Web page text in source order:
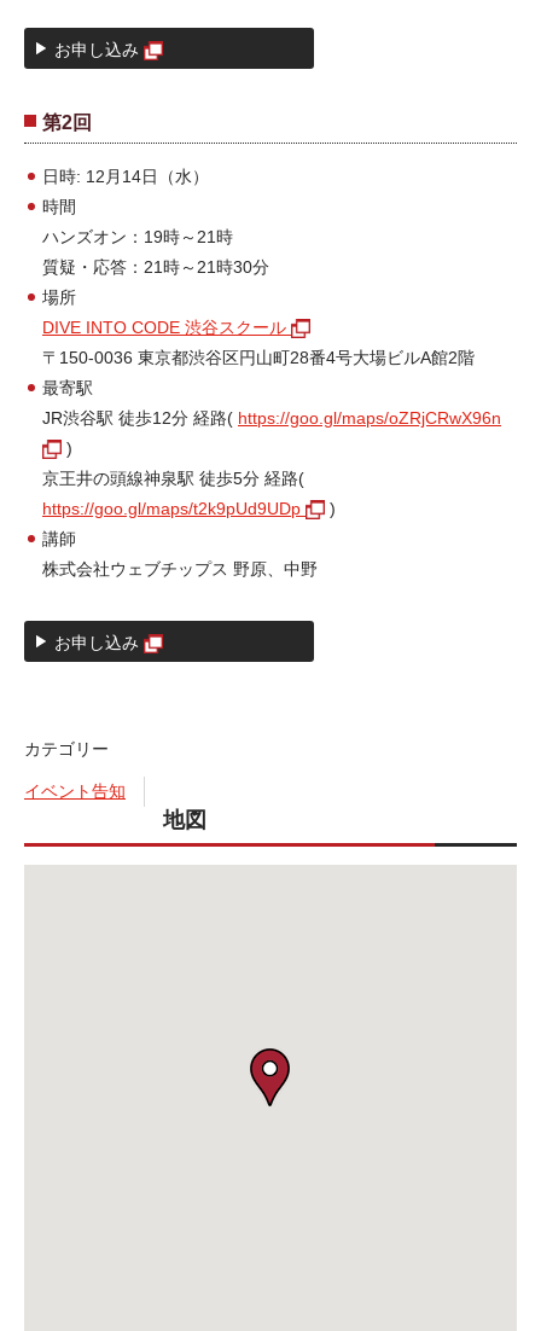
お申し込み
第2回
日時: 12月14日（水）
時間
ハンズオン：19時～21時
質疑・応答：21時～21時30分
場所
DIVE INTO CODE 渋谷スクール
〒150-0036 東京都渋谷区円山町28番4号大場ビルA館2階
最寄駅
JR渋谷駅 徒歩12分 経路( https://goo.gl/maps/oZRjCRwX96n
)
京王井の頭線神泉駅 徒歩5分 経路(
https://goo.gl/maps/t2k9pUd9UDp
)
講師
株式会社ウェブチップス 野原、中野
お申し込み
カテゴリー
イベント告知
地図